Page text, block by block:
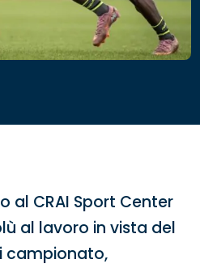
al CRAI Sport Center
al lavoro in vista del
campionato,